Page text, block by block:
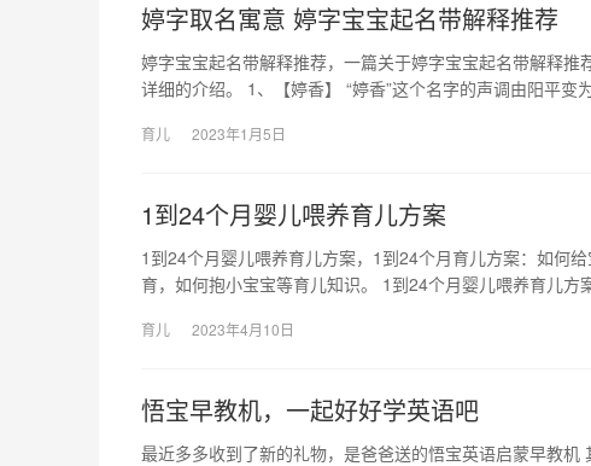
婷字取名寓意 婷字宝宝起名带解释推荐
婷字宝宝起名带解释推荐，一篇关于婷字宝宝起名带解释
详细的介绍。 1、【婷香】 “婷香”这个名字的声调由阳平变
育儿 2023年1月5日
1到24个月婴儿喂养育儿方案
1到24个月婴儿喂养育儿方案，1到24个月育儿方案：如何
育，如何抱小宝宝等育儿知识。 1到24个月婴儿喂养育儿
育儿 2023年4月10日
悟宝早教机，一起好好学英语吧
最近多多收到了新的礼物，是爸爸送的悟宝英语启蒙早教